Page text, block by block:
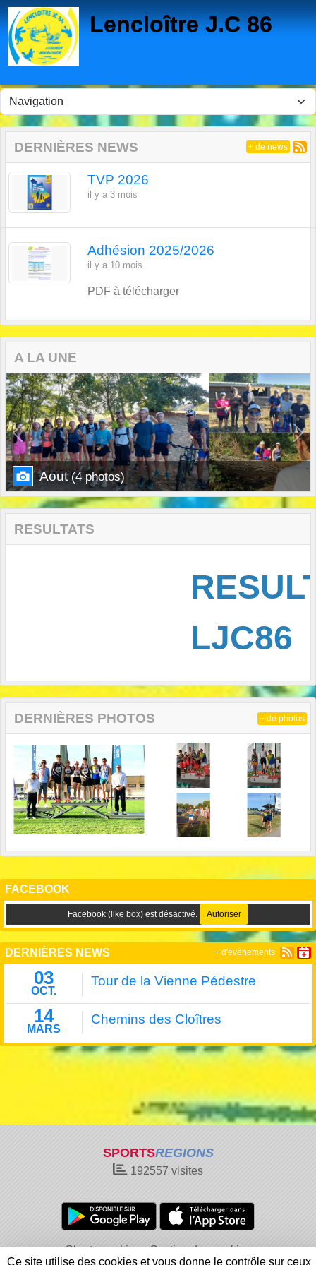
Lencloître J.C 86
DERNIÈRES NEWS
TVP 2026
il y a 3 mois
Adhésion 2025/2026
il y a 10 mois
PDF à télécharger
+ de news
A LA UNE
Aout(4 photos)
Previous Next
RESULTATS
LJC86
DERNIÈRES PHOTOS + de photos
FACEBOOK
Facebook (like box) est désactivé. Autoriser
DERNIÈRES NEWS
03
OCT.
Tour de la Vienne Pédestre
14
MARS
Chemins des Cloîtres
+ d'évènements
SPORTSREGIONS
192557 visites
Charte cookies
Gestion des cookies
Panneau de gestion des cookies
Ce site utilise des cookies et vous donne le contrôle sur ceux